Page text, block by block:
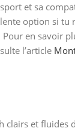
et sa
option si tu
en savoir
l’article
clairs et fluides